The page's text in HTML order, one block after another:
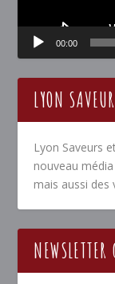
00:00
LYON
Lyon Saveurs
nouveau
mais aussi des